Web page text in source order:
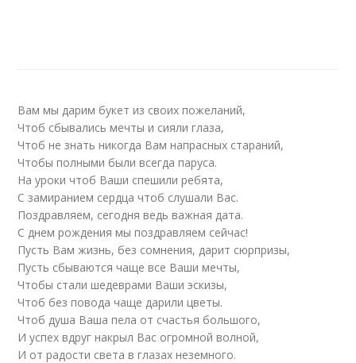
Вам мы дарим букет из своих пожеланий,
Чтоб сбывались мечты и сияли глаза,
Чтоб не знать никогда Вам напрасных стараний,
Чтобы полными были всегда паруса.
На уроки чтоб Ваши спешили ребята,
С замиранием сердца чтоб слушали Вас.
Поздравляем, сегодня ведь важная дата.
С днем рождения мы поздравляем сейчас!
Пусть Вам жизнь, без сомнения, дарит сюрпризы,
Пусть сбываются чаще все Ваши мечты,
Чтобы стали шедеврами Ваши эскизы,
Чтоб без повода чаще дарили цветы.
Чтоб душа Ваша пела от счастья большого,
И успех вдруг накрыл Вас огромной волной,
И от радости света в глазах неземного.